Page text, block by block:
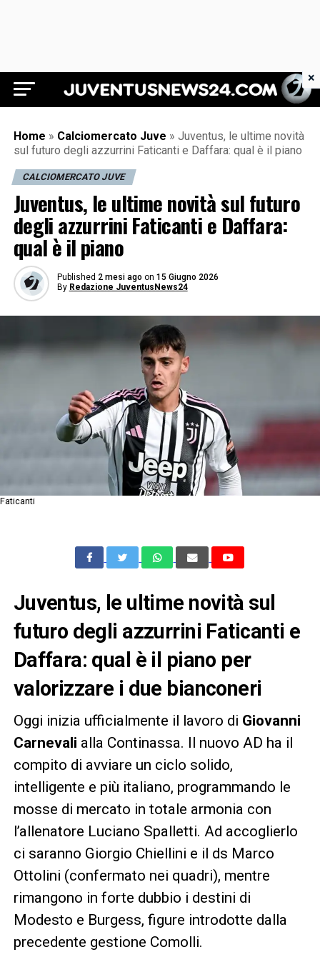
Juventus News 24
Home » Calciomercato Juve » Juventus, le ultime novità
sul futuro degli azzurrini Faticanti e Daffara: qual è il piano
CALCIOMERCATO JUVE
Juventus, le ultime novità sul futuro
degli azzurrini Faticanti e Daffara:
qual è il piano
Published 2 mesi ago on 15 Giugno 2026
By Redazione JuventusNews24
Faticanti
Juventus, le ultime novità sul
futuro degli azzurrini Faticanti e
Daffara: qual è il piano per
valorizzare i due bianconeri
Oggi inizia ufficialmente il lavoro di Giovanni
Carnevali alla Continassa. Il nuovo AD ha il
compito di avviare un ciclo solido,
intelligente e più italiano, programmando le
mosse di mercato in totale armonia con
l’allenatore Luciano Spalletti. Ad accoglierlo
ci saranno Giorgio Chiellini e il ds Marco
Ottolini (confermato nei quadri), mentre
rimangono in forte dubbio i destini di
Modesto e Burgess, figure introdotte dalla
precedente gestione Comolli.
×